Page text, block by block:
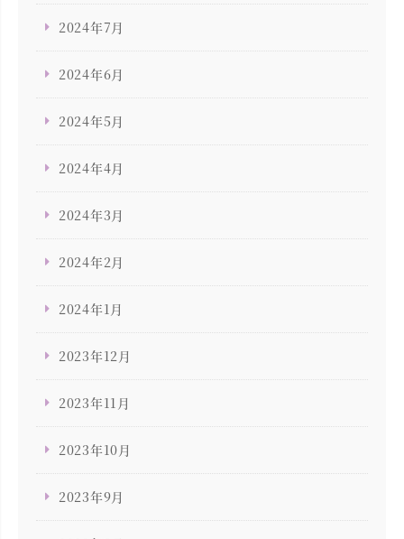
2024年7月
2024年6月
2024年5月
2024年4月
2024年3月
2024年2月
2024年1月
2023年12月
2023年11月
2023年10月
2023年9月